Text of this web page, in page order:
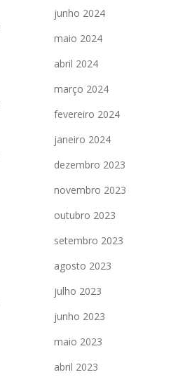
junho 2024
maio 2024
abril 2024
março 2024
fevereiro 2024
janeiro 2024
dezembro 2023
novembro 2023
outubro 2023
setembro 2023
agosto 2023
julho 2023
junho 2023
maio 2023
abril 2023